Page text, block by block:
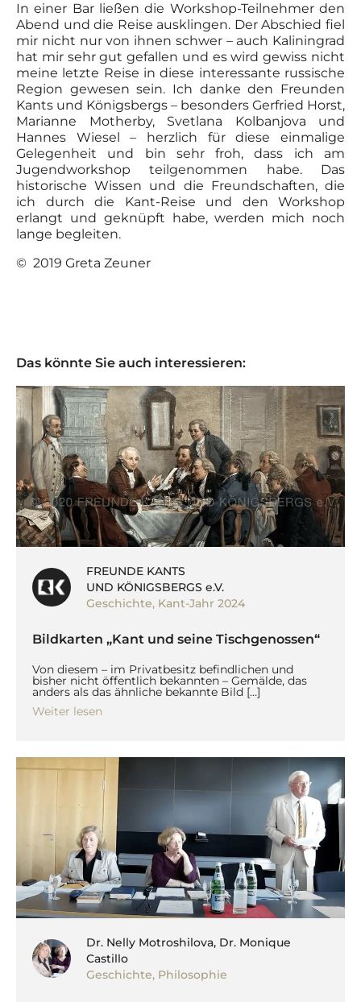
In einer Bar ließen die Workshop-Teilnehmer den
Abend und die Reise ausklingen. Der Abschied fiel
mir nicht nur von ihnen schwer – auch Kaliningrad
hat mir sehr gut gefallen und es wird gewiss nicht
meine letzte Reise in diese interessante russische
Region gewesen sein. Ich danke den Freunden
Kants und Königsbergs – besonders Gerfried Horst,
Marianne Motherby, Svetlana Kolbanjova und
Hannes Wiesel – herzlich für diese einmalige
Gelegenheit und bin sehr froh, dass ich am
Jugendworkshop teilgenommen habe. Das
historische Wissen und die Freundschaften, die
ich durch die Kant-Reise und den Workshop
erlangt und geknüpft habe, werden mich noch
lange begleiten.
© 2019 Greta Zeuner
Das könnte Sie auch interessieren:
FREUNDE KANTS
UND KÖNIGSBERGS e.V.
Geschichte, Kant-Jahr 2024
Bildkarten „Kant und seine Tischgenossen“
Von diesem – im Privatbesitz befindlichen und
bisher nicht öffentlich bekannten – Gemälde, das
anders als das ähnliche bekannte Bild […]
Weiter lesen
Dr. Nelly Motroshilova, Dr. Monique
Castillo
Geschichte, Philosophie